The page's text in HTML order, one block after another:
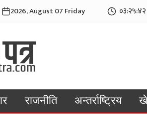
2026, August 07 Friday ०३:२५:४४
राजनीति अन्तर्राष्ट्रिय